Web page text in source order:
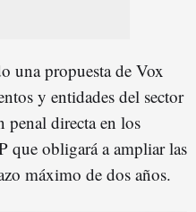
una propuesta de Vox
y entidades del sector
penal directa en los
que obligará a ampliar las
máximo de dos años.